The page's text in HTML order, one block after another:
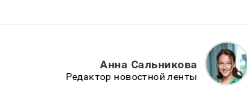
Анна Сальникова
Редактор новостной ленты